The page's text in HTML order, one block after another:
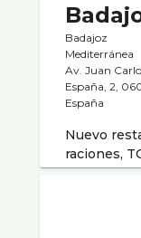
Badajoz
Mediterránea
Av. Juan
España, 2,
España
Nuevo
raciones,